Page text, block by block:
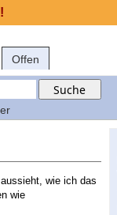
Offen
wie ich das
wie
!